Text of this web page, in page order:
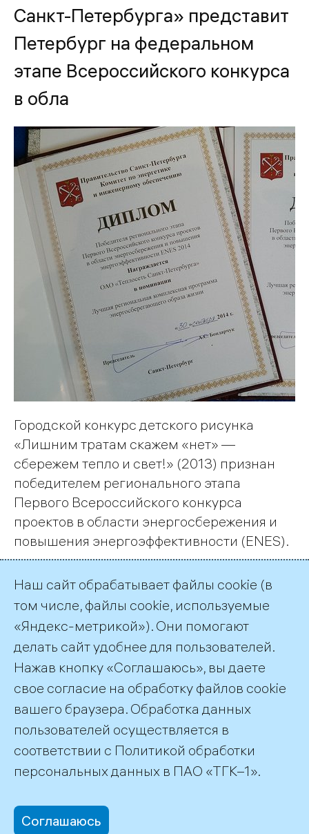
Санкт-Петербурга» представит
Петербург на федеральном
этапе Всероссийского конкурса
в обла
Городской конкурс детского рисунка
«Лишним тратам скажем «нет» —
сбережем тепло и свет!» (2013) признан
победителем регионального этапа
Первого Всероссийского конкурса
проектов в области энергосбережения и
повышения энергоэффективности (ENES).
Страница 4 из 17.
Назад 1 … 3 4 5 … 17 Далее
Подписка на публикацииRSS
©2026 ПАО «ТГК–1»
office@tgc1.ru
Наш сайт обрабатывает файлы cookie (в
том числе, файлы cookie, используемые
«Яндекс-метрикой»). Они помогают
делать сайт удобнее для пользователей.
Нажав кнопку «Соглашаюсь», вы даете
свое согласие на обработку файлов cookie
вашего браузера. Обработка данных
пользователей осуществляется в
соответствии с Политикой обработки
персональных данных в ПАО «ТГК–1».
Соглашаюсь